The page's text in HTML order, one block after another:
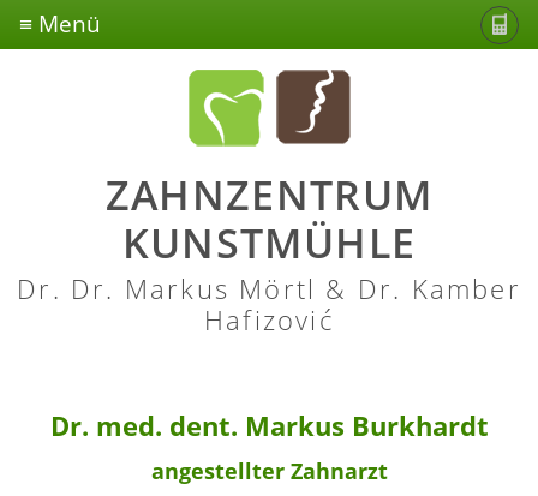
ZAHNZENTRUM
KUNSTMÜHLE
Dr. Dr. Markus Mörtl & Dr. Kamber
Hafizović
≡ Menü
Zahnzentrum Kunstmühle
Konzept & Philosophie
Galerie
Übersicht
Prophylaxe
Füllungen & Zahnersatz
Übersicht
Zahnimplantate Rosenheim
Dr. med. dent. Markus Burkhardt
angestellter Zahnarzt